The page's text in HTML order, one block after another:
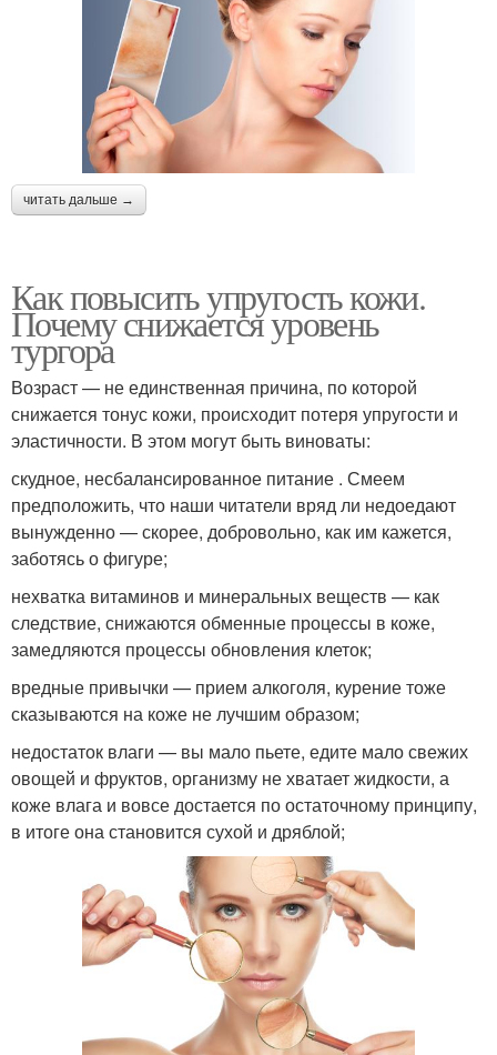
читать дальше →
Как повысить упругость кожи.
Почему снижается уровень
тургора
Возраст — не единственная причина, по которой
снижается тонус кожи, происходит потеря упругости и
эластичности. В этом могут быть виноваты:
скудное, несбалансированное питание . Смеем
предположить, что наши читатели вряд ли недоедают
вынужденно — скорее, добровольно, как им кажется,
заботясь о фигуре;
нехватка витаминов и минеральных веществ — как
следствие, снижаются обменные процессы в коже,
замедляются процессы обновления клеток;
вредные привычки — прием алкоголя, курение тоже
сказываются на коже не лучшим образом;
недостаток влаги — вы мало пьете, едите мало свежих
овощей и фруктов, организму не хватает жидкости, а
коже влага и вовсе достается по остаточному принципу,
в итоге она становится сухой и дряблой;